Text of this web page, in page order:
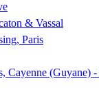
& Vassal
Paris
Cayenne